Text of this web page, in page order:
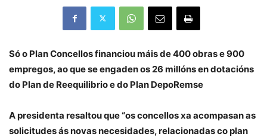
Só o Plan Concellos financiou máis de 400 obras e 900
empregos, ao que se engaden os 26 millóns en dotacións
do Plan de Reequilibrio e do Plan DepoRemse
A presidenta resaltou que “os concellos xa acompasan as
solicitudes ás novas necesidades, relacionadas co plan